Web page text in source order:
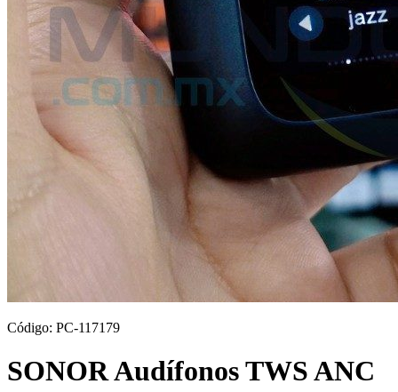
Código: PC-117179
SONOR Audífonos TWS ANC